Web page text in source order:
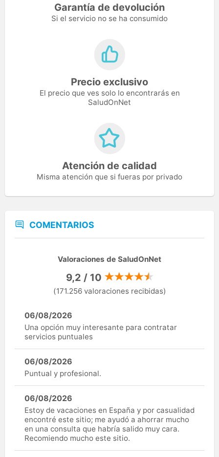
Garantía de devolución
Si el servicio no se ha consumido
Precio exclusivo
El precio que ves solo lo encontrarás en
SaludOnNet
Atención de calidad
Misma atención que si fueras por privado
COMENTARIOS
Valoraciones de SaludOnNet
9,2 / 10
(171.256 valoraciones recibidas)
06/08/2026
Una opción muy interesante para contratar
servicios puntuales
06/08/2026
Puntual y profesional.
06/08/2026
Estoy de vacaciones en España y por casualidad
encontré este sitio; me ayudó a ahorrar mucho
en una consulta que habría salido muy cara.
Recomiendo mucho este sitio.